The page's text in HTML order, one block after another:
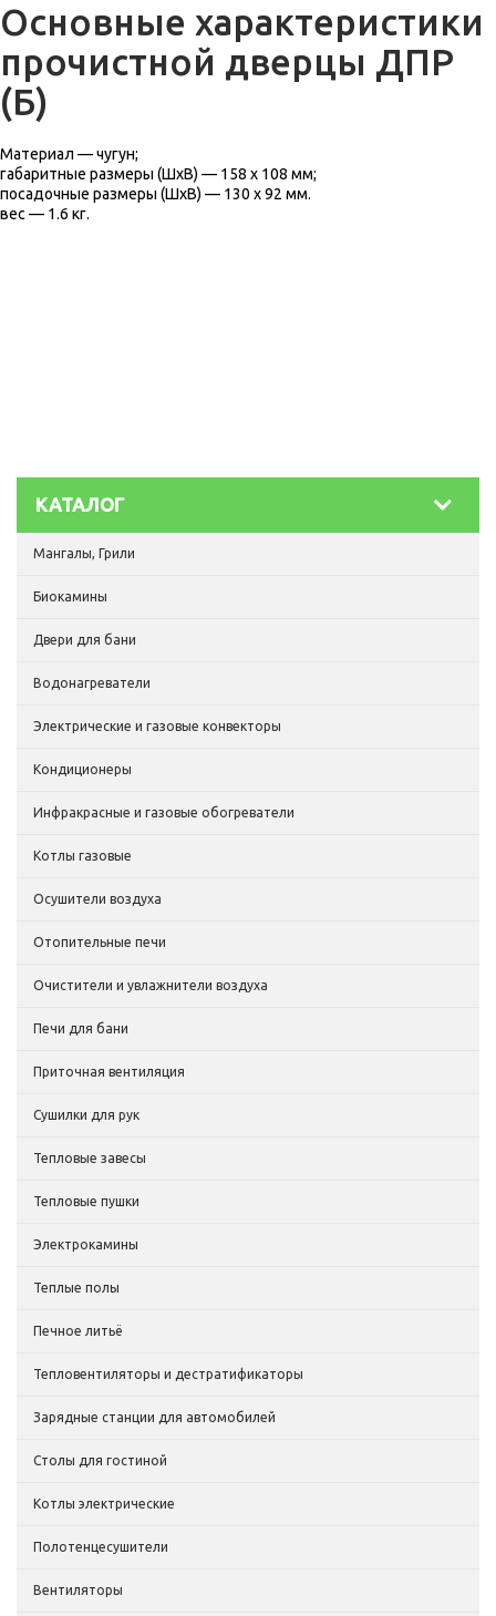
Основные характеристики
прочистной дверцы ДПР
(Б)
Материал — чугун;
габаритные размеры (ШхВ) — 158 x 108 мм;
посадочные размеры (ШхВ) — 130 x 92 мм.
вес — 1.6 кг.
КАТАЛОГ
Мангалы, Грили
Биокамины
Двери для бани
Водонагреватели
Электрические и газовые конвекторы
Кондиционеры
Инфракрасные и газовые обогреватели
Котлы газовые
Осушители воздуха
Отопительные печи
Очистители и увлажнители воздуха
Печи для бани
Приточная вентиляция
Сушилки для рук
Тепловые завесы
Тепловые пушки
Электрокамины
Теплые полы
Печное литьё
Тепловентиляторы и дестратификаторы
Зарядные станции для автомобилей
Столы для гостиной
Котлы электрические
Полотенцесушители
Вентиляторы